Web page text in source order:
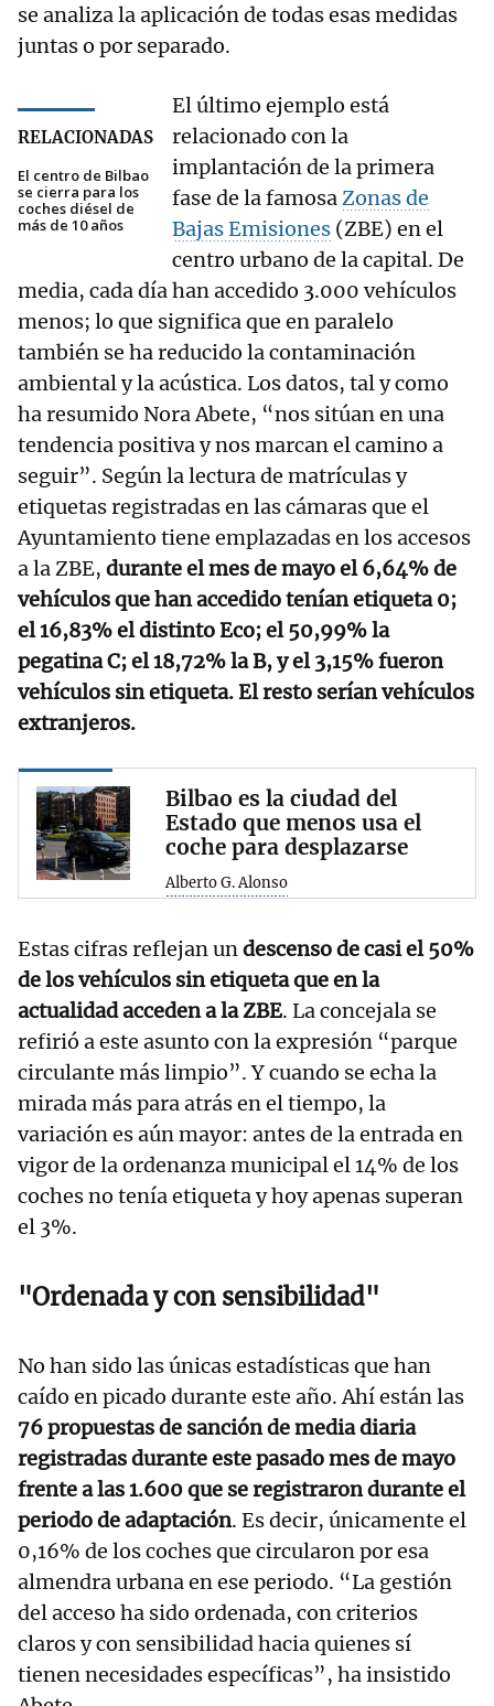
se analiza la aplicación de todas esas medidas
juntas o por separado.
RELACIONADAS
El centro de Bilbao
se cierra para los
coches diésel de
más de 10 años
El último ejemplo está
relacionado con la
implantación de la primera
fase de la famosaZonas de
Bajas Emisiones (ZBE) en el
centro urbano de la capital. De
media, cada día han accedido 3.000 vehículos
menos; lo que significa que en paralelo
también se ha reducido la contaminación
ambiental y la acústica. Los datos, tal y como
ha resumido Nora Abete, “nos sitúan en una
tendencia positiva y nos marcan el camino a
seguir”. Según la lectura de matrículas y
etiquetas registradas en las cámaras que el
Ayuntamiento tiene emplazadas en los accesos
a la ZBE, durante el mes de mayo el 6,64% de
vehículos que han accedido tenían etiqueta 0;
el 16,83% el distinto Eco; el 50,99% la
pegatina C; el 18,72% la B, y el 3,15% fueron
vehículos sin etiqueta. El resto serían vehículos
extranjeros.
Bilbao es la ciudad del
Estado que menos usa el
coche para desplazarse
Alberto G. Alonso
Estas cifras reflejan undescenso de casi el 50%
de los vehículos sin etiqueta que en la
actualidad acceden a la ZBE. La concejala se
refirió a este asunto con la expresión “parque
circulante más limpio”. Y cuando se echa la
mirada más para atrás en el tiempo, la
variación es aún mayor: antes de la entrada en
vigor de la ordenanza municipal el 14% de los
coches no tenía etiqueta y hoy apenas superan
el 3%.
"Ordenada y con sensibilidad"
No han sido las únicas estadísticas que han
caído en picado durante este año. Ahí están las
76 propuestas de sanción de media diaria
registradas durante este pasado mes de mayo
frente a las 1.600 que se registraron durante el
periodo de adaptación. Es decir, únicamente el
0,16% de los coches que circularon por esa
almendra urbana en ese periodo. “La gestión
del acceso ha sido ordenada, con criterios
claros y con sensibilidad hacia quienes sí
tienen necesidades específicas”, ha insistido